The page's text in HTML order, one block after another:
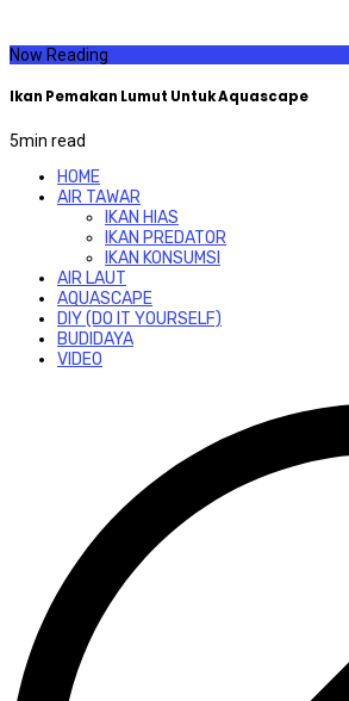
Now Reading
Ikan Pemakan Lumut Untuk Aquascape
5min read
HOME
AIR TAWAR
IKAN HIAS
IKAN PREDATOR
IKAN KONSUMSI
AIR LAUT
AQUASCAPE
DIY (DO IT YOURSELF)
BUDIDAYA
VIDEO